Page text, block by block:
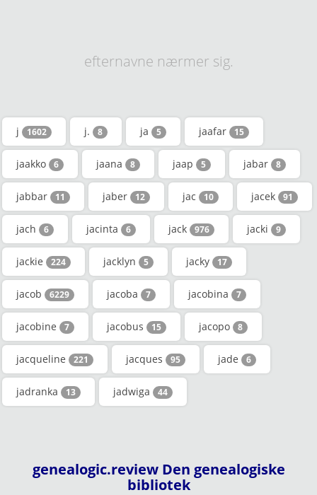
efternavne nærmer sig.
j 1602 j. 8 ja 5 jaafar 15
jaakko 6 jaana 8 jaap 5 jabar 8
jabbar 11 jaber 12 jac 10 jacek 91
jach 6 jacinta 6 jack 976 jacki 9
jackie 224 jacklyn 5 jacky 17
jacob 6229 jacoba 7 jacobina 7
jacobine 7 jacobus 15 jacopo 8
jacqueline 221 jacques 95 jade 6
jadranka 13 jadwiga 44
genealogic.review Den genealogiske
bibliotek